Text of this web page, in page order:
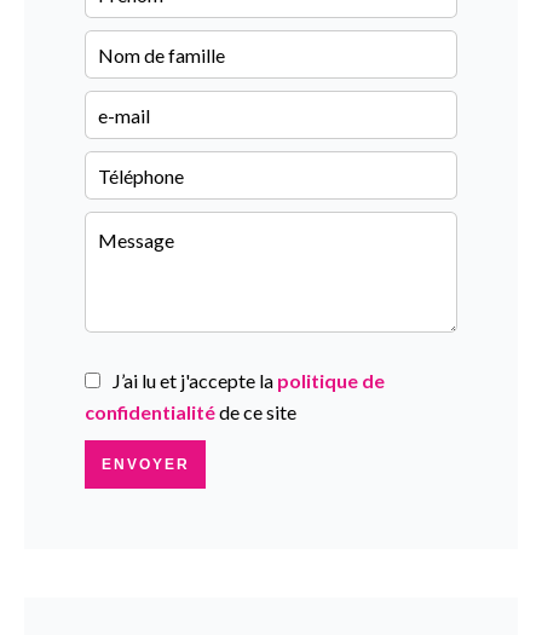
J’ai lu et j'accepte la politique de
confidentialitéde ce site
ENVOYER